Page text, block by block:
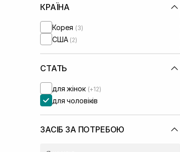
КРАЇНА
Корея (3)
США (2)
СТАТЬ
для жінок (+12)
для чоловіків
ЗАСІБ ЗА ПОТРЕБОЮ